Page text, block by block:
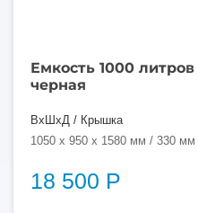
Емкость 1000
черная
ВхШхД / Крышка
1050 x 950 x 1580 мм / 330 мм
18 500 Р